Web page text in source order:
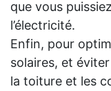
que vous
l’électricité.
Enfin, pour
solaires, et
la toiture et les